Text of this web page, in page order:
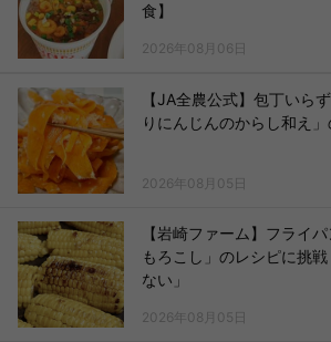
食】
2026年08月06日
【JA全農公式】包丁いら
りにんじんのからし和え
2026年08月05日
【岩崎ファーム】フライ
もろこし」のレシピに挑
ない」
2026年08月05日